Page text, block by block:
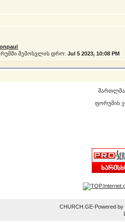
შემოსვლის დრო:Jul 5 2023, 10:08 PM
ფორუმის
CHURCH.GE-Powered